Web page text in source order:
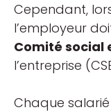
Cependant,
l’employeur
Comité social
l’entreprise
Chaque